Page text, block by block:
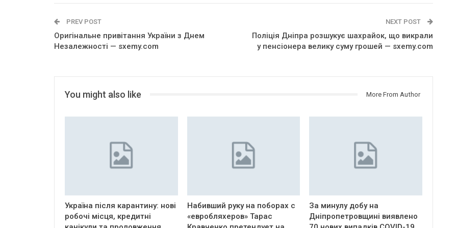
PREV POST
Оригінальне привітання України з Днем
Незалежності — sxemy.com
NEXT POST
Поліція Дніпра розшукує шахрайок, що викрали
у пенсіонера велику суму грошей — sxemy.com
You might also like More From Author
Україна після карантину: нові
робочі місця, кредитні
Набивший руку на поборах с
«евробляхеров» Тарас
За минулу добу на
Дніпропетровщині виявлено